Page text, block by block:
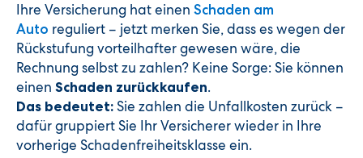
Ihre Versicherung hat einen Schaden am
Auto reguliert – jetzt merken Sie, dass es wegen der
Rückstufung vorteilhafter gewesen wäre, die
Rechnung selbst zu zahlen? Keine Sorge: Sie können
einen Schaden zurückkaufen.
Das bedeutet: Sie zahlen die Unfallkosten zurück –
dafür gruppiert Sie Ihr Versicherer wieder in Ihre
vorherige Schadenfreiheitsklasse ein.